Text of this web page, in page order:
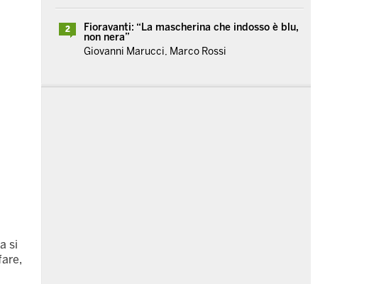
si
2
Fioravanti: “La mascherina che indosso è blu,
non nera”
Giovanni Marucci, Marco Rossi